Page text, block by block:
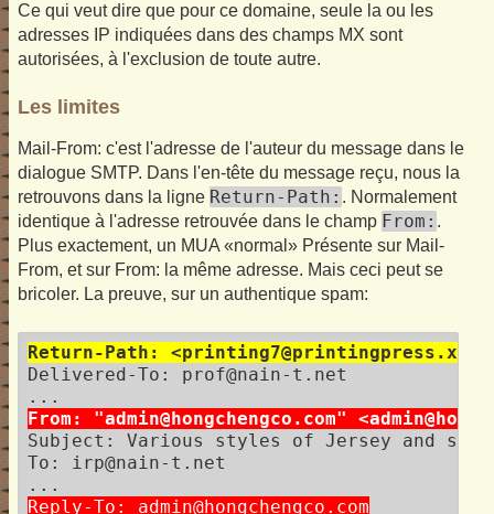
Ce qui veut dire que pour ce domaine, seule la ou les
adresses IP indiquées dans des champs MX sont
autorisées, à l'exclusion de toute autre.
Les limites
Mail-From: c'est l'adresse de l'auteur du message dans le
dialogue SMTP. Dans l'en-tête du message reçu, nous la
retrouvons dans la ligne Return-Path: . Normalement
identique à l'adresse retrouvée dans le champ From: .
Plus exactement, un MUA «normal» Présente sur Mail-
From, et sur From: la même adresse. Mais ceci peut se
bricoler. La preuve, sur un authentique spam:
Return-Path:
Delivered-To: prof@nain-t.net
From: "admin@hongchengco.com"
Subject: Various styles of Jersey and
To: irp@nain-t.net
Reply-To: admin@hongchengco.com